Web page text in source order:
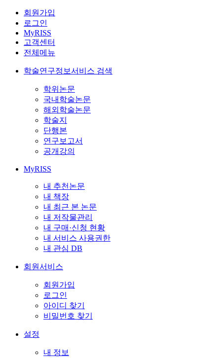
회원가입
로그인
MyRISS
고객센터
전체메뉴
학술연구정보서비스 검색
학위논문
국내학술논문
해외학술논문
학술지
단행본
연구보고서
공개강의
MyRISS
내 추천논문
내 책장
내 최근 본 논문
내 저작물관리
내 구매·신청 현황
내 서비스 사용권한
내 관심 DB
회원서비스
회원가입
로그인
아이디 찾기
비밀번호 찾기
설정
내 정보